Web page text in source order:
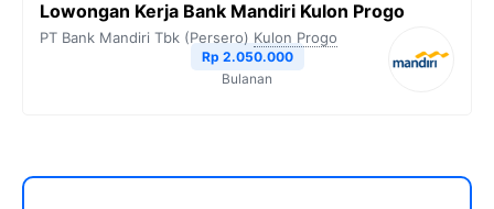
Lowongan Kerja Bank Mandiri Kulon Progo
PT Bank Mandiri Tbk (Persero) Kulon Progo
Rp 2.050.000
Bulanan